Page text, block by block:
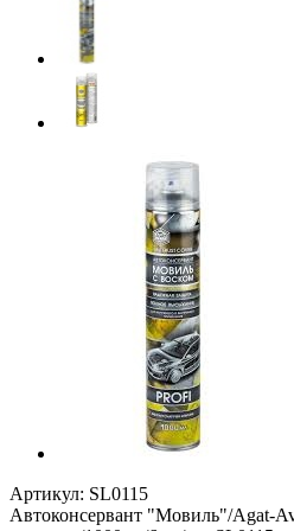
Артикул: SL0115
Автоконсервант "Мовиль"/Agat-